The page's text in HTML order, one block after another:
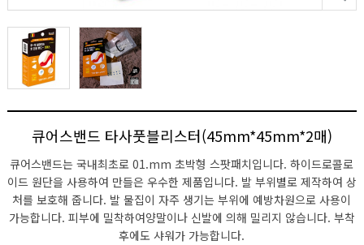
큐어스밴드 타사풋블리스터(45mm*45mm*2매)
큐어스밴드는 국내최초로 01.mm 초박형 스팟패치입니다. 하이드로콜로
이드 원단을 사용하여 만들은 우수한 제품입니다. 발 부위별로 제작하여 상
처를 보호해 줍니다. 발 물집이 자주 생기는 부위에 예방차원으로 사용이
가능합니다. 피부에 밀착하여양말이나 신발에 의해 밀리지 않습니다. 부착
후에도 샤워가 가능합니다.